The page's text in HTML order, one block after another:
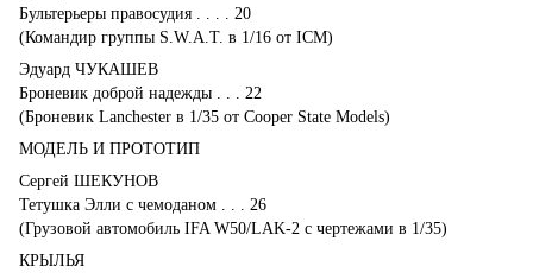
Бультерьеры правосудия . . . . 20
(Командир группы S.W.A.T. в 1/16 от ICM)
Эдуард ЧУКАШЕВ
Броневик доброй надежды . . . 22
(Броневик Lanchester в 1/35 от Cooper State Models)
МОДЕЛЬ И ПРОТОТИП
Сергей ШЕКУНОВ
Тетушка Элли с чемоданом . . . 26
(Грузовой автомобиль IFA W50/LAK-2 с чертежами в 1/35)
КРЫЛЬЯ